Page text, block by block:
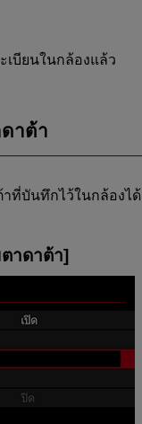
เบียนในกล้องแล้ว
าต้า
ที่บันทึกไว้ในกล้องได้
าดาต้า]